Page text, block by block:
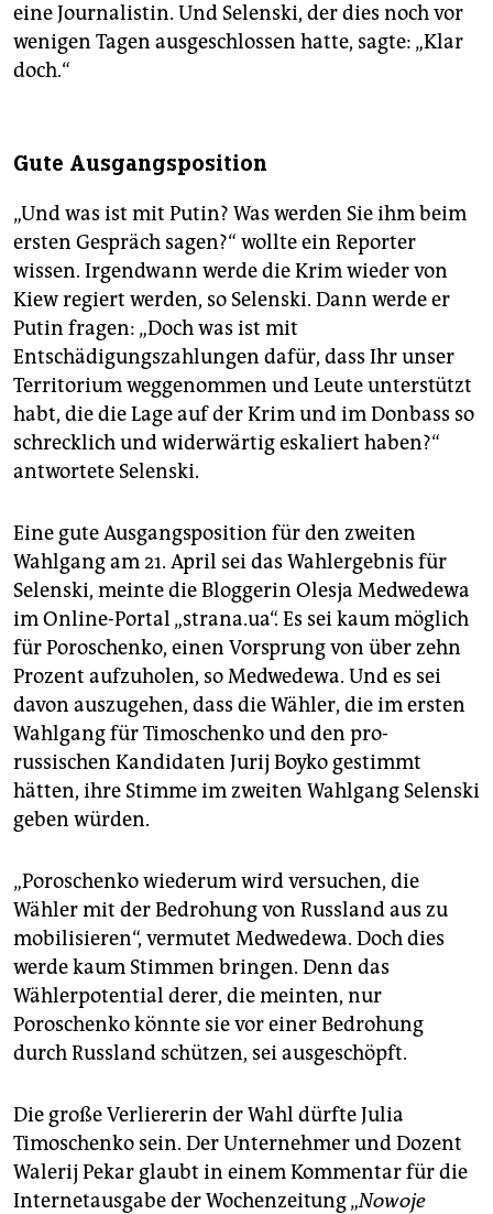
eine Journalistin. Und Selenski, der dies noch vor
wenigen Tagen ausgeschlossen hatte, sagte: „Klar
doch.“
Gute Ausgangsposition
„Und was ist mit Putin? Was werden Sie ihm beim
ersten Gespräch sagen?“ wollte ein Reporter
wissen. Irgendwann werde die Krim wieder von
Kiew regiert werden, so Selenski. Dann werde er
Putin fragen: „Doch was ist mit
Entschädigungszahlungen dafür, dass Ihr unser
Territorium weggenommen und Leute unterstützt
habt, die die Lage auf der Krim und im Donbass so
schrecklich und widerwärtig eskaliert haben?“
antwortete Selenski.
Eine gute Ausgangsposition für den zweiten
Wahlgang am 21. April sei das Wahlergebnis für
Selenski, meinte die Bloggerin Olesja Medwedewa
im Online-Portal „strana.ua“. Es sei kaum möglich
für Poroschenko, einen Vorsprung von über zehn
Prozent aufzuholen, so Medwedewa. Und es sei
davon auszugehen, dass die Wähler, die im ersten
Wahlgang für Timoschenko und den pro-
russischen Kandidaten Jurij Boyko gestimmt
hätten, ihre Stimme im zweiten Wahlgang Selenski
geben würden.
„Poroschenko wiederum wird versuchen, die
Wähler mit der Bedrohung von Russland aus zu
mobilisieren“, vermutet Medwedewa. Doch dies
werde kaum Stimmen bringen. Denn das
Wählerpotential derer, die meinten, nur
Poroschenko könnte sie vor einer Bedrohung
durch Russland schützen, sei ausgeschöpft.
Die große Verliererin der Wahl dürfte Julia
Timoschenko sein. Der Unternehmer und Dozent
Walerij Pekar glaubt in einem Kommentar für die
Internetausgabe der Wochenzeitung „Nowoje